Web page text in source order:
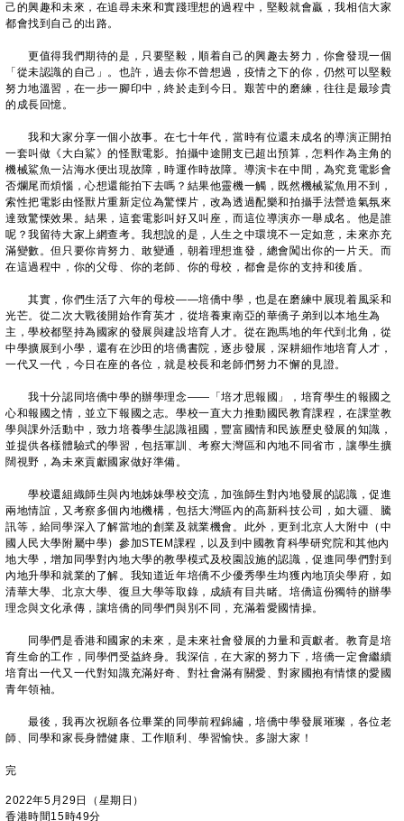
己的興趣和未來，在追尋未來和實踐理想的過程中，堅毅就會贏，我相信大家
都會找到自己的出路。
更值得我們期待的是，只要堅毅，順着自己的興趣去努力，你會發現一個
「從未認識的自己」。也許，過去你不曾想過，疫情之下的你，仍然可以堅毅
努力地溫習，在一步一腳印中，終於走到今日。艱苦中的磨練，往往是最珍貴
的成長回憶。
我和大家分享一個小故事。在七十年代，當時有位還未成名的導演正開拍
一套叫做《大白鯊》的怪獸電影。拍攝中途開支已超出預算，怎料作為主角的
機械鯊魚一沾海水便出現故障，時運作時故障。導演卡在中間，為究竟電影會
否爛尾而煩惱，心想還能拍下去嗎？結果他靈機一觸，既然機械鯊魚用不到，
索性把電影由怪獸片重新定位為驚慄片，改為透過配樂和拍攝手法營造氣氛來
達致驚慄效果。結果，這套電影叫好又叫座，而這位導演亦一舉成名。他是誰
呢？我留待大家上網查考。我想說的是，人生之中環境不一定如意，未來亦充
滿變數。但只要你肯努力、敢變通，朝着理想進發，總會闖出你的一片天。而
在這過程中，你的父母、你的老師、你的母校，都會是你的支持和後盾。
其實，你們生活了六年的母校——培僑中學，也是在磨練中展現着風采和
光芒。從二次大戰後開始作育英才，從培養東南亞的華僑子弟到以本地生為
主，學校都堅持為國家的發展與建設培育人才。從在跑馬地的年代到北角，從
中學擴展到小學，還有在沙田的培僑書院，逐步發展，深耕細作地培育人才，
一代又一代，今日在座的各位，就是校長和老師們努力不懈的見證。
我十分認同培僑中學的辦學理念——「培才思報國」，培育學生的報國之
心和報國之情，並立下報國之志。學校一直大力推動國民教育課程，在課堂教
學與課外活動中，致力培養學生認識祖國，豐富國情和民族歷史發展的知識，
並提供各樣體驗式的學習，包括軍訓、考察大灣區和內地不同省市，讓學生擴
闊視野，為未來貢獻國家做好準備。
學校還組織師生與內地姊妹學校交流，加強師生對內地發展的認識，促進
兩地情誼，又考察多個內地機構，包括大灣區內的高新科技公司，如大疆、騰
訊等，給同學深入了解當地的創業及就業機會。此外，更到北京人大附中（中
國人民大學附屬中學）參加STEM課程，以及到中國教育科學研究院和其他內
地大學，增加同學對內地大學的教學模式及校園設施的認識，促進同學們對到
內地升學和就業的了解。我知道近年培僑不少優秀學生均獲內地頂尖學府，如
清華大學、北京大學、復旦大學等取錄，成績有目共睹。培僑這份獨特的辦學
理念與文化承傳，讓培僑的同學們與別不同，充滿着愛國情操。
同學們是香港和國家的未來，是未來社會發展的力量和貢獻者。教育是培
育生命的工作，同學們受益終身。我深信，在大家的努力下，培僑一定會繼續
培育出一代又一代對知識充滿好奇、對社會滿有關愛、對家國抱有情懷的愛國
青年領袖。
最後，我再次祝願各位畢業的同學前程錦繡，培僑中學發展璀璨，各位老
師、同學和家長身體健康、工作順利、學習愉快。多謝大家！
完
2022年5月29日（星期日）
香港時間15時49分